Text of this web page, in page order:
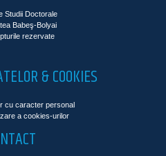
Studii Doctorale
Babeş-Bolyai
rezervate
& COOKIES
cu caracter personal
a cookies-urilor